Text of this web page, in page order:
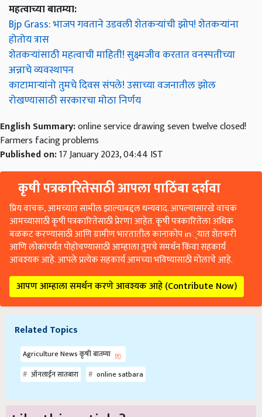
महत्वाच्या बातम्या:
Bjp Grass: भाजप गवताने उडवली शेतकऱ्यांची झोप! शेतकऱ्यांना
होतोय त्रास
शेतकऱ्यांसाठी महत्वाची माहिती! सुक्ष्मजीव‌ करतात वनस्पतीच्या
अन्नाचे व्यवस्थापन
काटामाऱ्यांनो तुमचे दिवस संपले! उसाच्या वजनातील झोल
रोखण्यासाठी सरकारचा मोठा निर्णय
English Summary:online service drawing seven twelve closed!
Farmers facing problems
Published on:17 January 2023, 04:44 IST
कृषी पत्रकारितेसाठी आपला पाठिंबा दर्शवा
प्रिय वाचक, आमच्यात सामील झाल्याबद्दल धन्यवाद. आपल्यासारखे वाचक
आमच्यासाठी कृषी पत्रकारितेसाठी प्रेरणा आहेत. कृषी पत्रकारितेला अधिक
बळकट करण्यासाठी आणि ग्रामीण भारतातील कानाकोप in्यात शेतकरी
आणि लोकांपर्यंत पोहोचण्यासाठी आम्हाला तुमचे समर्थन किंवा सहकार्य
आवश्यक आहे. आपले प्रत्येक सहकार्य आमच्या भविष्यासाठी मोलाचे आहे.
आपण आम्हाला समर्थन करणे आवश्यक आहे (Contribute Now)
Related Topics
Agriculture News कृषी बातम्या
ऑनलाईन सातबारा
online satbara